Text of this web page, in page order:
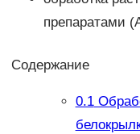
препаратами
Содержание
0.1